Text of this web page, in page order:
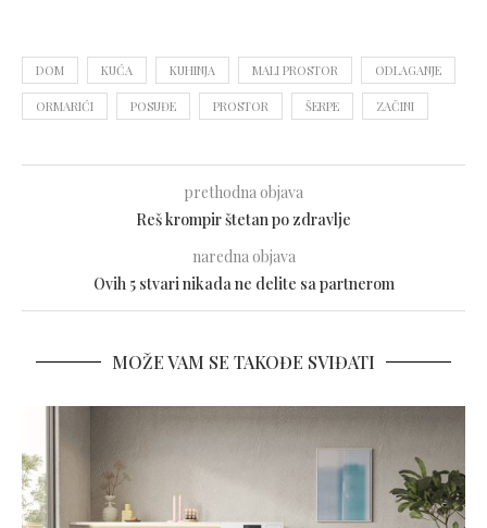
DOM KUĆA KUHINJA MALI PROSTOR ODLAGANJE
ORMARIĆI POSUĐE PROSTOR ŠERPE ZAČINI
prethodna objava
Reš krompir štetan po zdravlje
naredna objava
Ovih 5 stvari nikada ne delite sa partnerom
MOŽE VAM SE TAKOĐE SVIĐATI